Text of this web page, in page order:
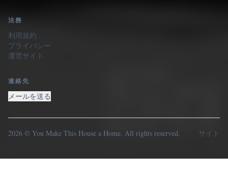
法務
利用規約
プライバシー
運営サイト
連絡先
メールを送る
2026 © You Make This House a Home. All rights reserved. サイト